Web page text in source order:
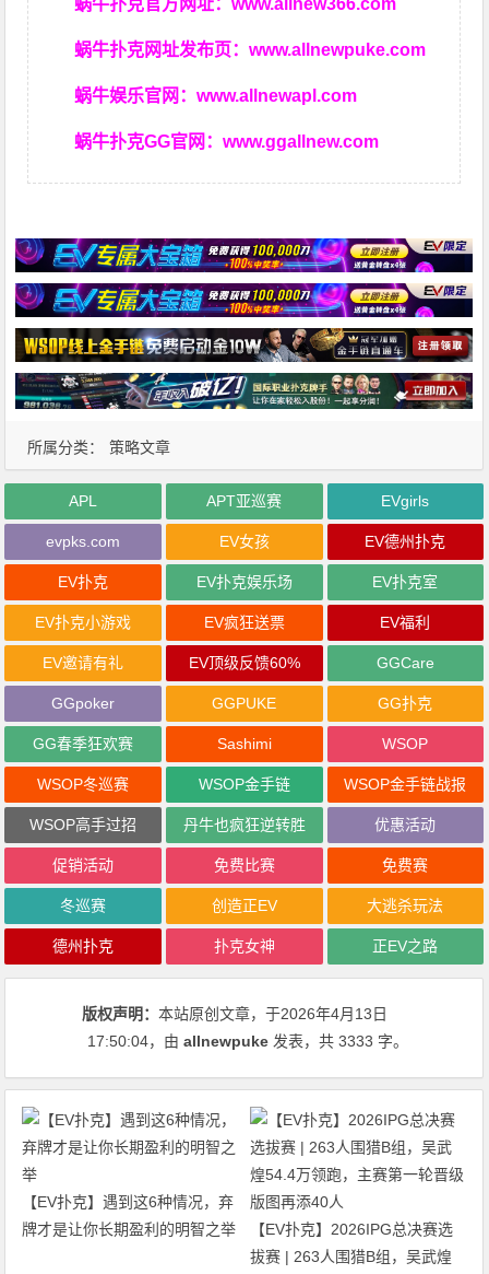
蜗牛扑克官方网址：www.allnew366.com
蜗牛扑克网址发布页：www.allnewpuke.com
蜗牛娱乐官网：www.allnewapl.com
蜗牛扑克GG官网：www.ggallnew.com
所属分类： 策略文章
APL APT亚巡赛 EVgirls
evpks.com EV女孩 EV德州扑克
EV扑克 EV扑克娱乐场 EV扑克室
EV扑克小游戏 EV疯狂送票 EV福利
EV邀请有礼 EV顶级反馈60% GGCare
GGpoker GGPUKE GG扑克
GG春季狂欢赛 Sashimi WSOP
WSOP冬巡赛 WSOP金手链 WSOP金手链战报
WSOP高手过招 丹牛也疯狂逆转胜 优惠活动
促销活动 免费比赛 免费赛
冬巡赛 创造正EV 大逃杀玩法
德州扑克 扑克女神 正EV之路
版权声明：本站原创文章，于2026年4月13日
17:50:04，由allnewpuke 发表，共 3333 字。
【EV扑克】遇到这6种情况，弃
牌才是让你长期盈利的明智之举
【EV扑克】2026IPG总决赛选
拔赛 | 263人围猎B组，吴武煌